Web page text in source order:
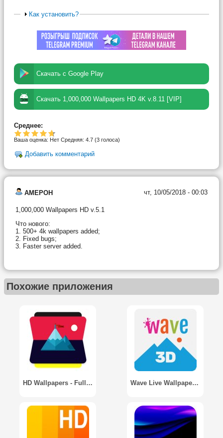
Как установить?
Скачать с Google Play
Скачать 1,000,000 Wallpapers HD 4K v.8.11 [VIP]
Среднее:
Ваша оценка: Нет Средняя: 4.7 (3 голоса)
Добавить комментарий
AMEPOH чт, 10/05/2018 - 00:03
1,000,000 Wallpapers HD v.5.1
Что нового:
1. 500+ 4k wallpapers added;
2. Fixed bugs;
3. Faster server added.
Похожие приложения
HD Wallpapers - Full HD (Pro) Wave Live Wallpapers Maker 3D